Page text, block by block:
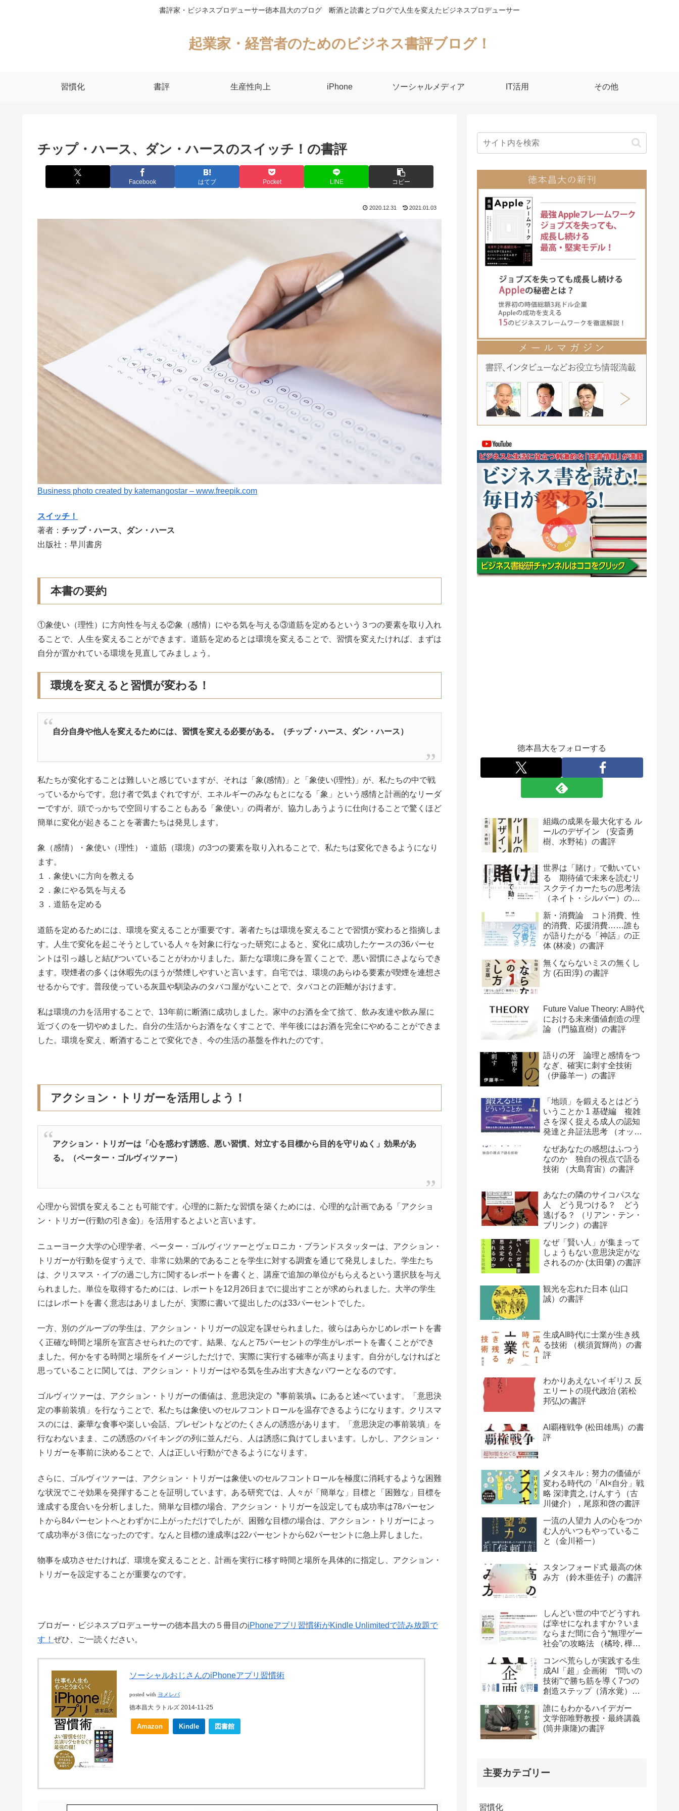
書評家・ビジネスプロデューサー徳本昌大のブログ 断酒と読書とブログで人生を変えたビジネスプロデューサー
起業家・経営者のためのビジネス書評ブログ！
習慣化 書評 生産性向上 iPhone ソーシャルメディア IT活用 その他
チップ・ハース、ダン・ハースのスイッチ！の書評
X Facebook はてブ Pocket LINE コピー
2020.12.31 2021.01.03
Business photo created by katemangostar – www.freepik.com
スイッチ！
著者： チップ・ハース、ダン・ハース
出版社：早川書房
本書の要約
①象使い（理性）に方向性を与える②象（感情）にやる気を与える③道筋を定めるという３つの要素を取り入れ
ることで、人生を変えることができます。道筋を定めるとは環境を変えることで、習慣を変えたければ、まずは
自分が置かれている環境を見直してみましょう。
環境を変えると習慣が変わる！
自分自身や他人を変えるためには、習慣を変える必要がある。（チップ・ハース、ダン・ハース）
私たちが変化することは難しいと感じていますが、それは「象(感情)」と「象使い(理性)」が、私たちの中で戦
っているからです。怠け者で気まぐれですが、エネルギーのみなもとになる「象」という感情と計画的なリーダ
ーですが、頭でっかちで空回りすることもある「象使い」の両者が、協力しあうように仕向けることで驚くほど
簡単に変化が起きることを著書たちは発見します。
象（感情）・象使い（理性）・道筋（環境）の3つの要素を取り入れることで、私たちは変化できるようになり
ます。
１．象使いに方向を教える
２．象にやる気を与える
３．道筋を定める
道筋を定めるためには、環境を変えることが重要です。著者たちは環境を変えることで習慣が変わると指摘しま
す。人生で変化を起こそうとしている人々を対象に行なった研究によると、変化に成功したケースの36パーセ
ントは引っ越しと結びついていることがわかりました。新たな環境に身を置くことで、悪い習慣にさよならでき
ます。喫煙者の多くは休暇先のほうが禁煙しやすいと言います。自宅では、環境のあらゆる要素が喫煙を連想さ
せるからです。普段使っている灰皿や馴染みのタバコ屋がないことで、タバコとの距離がおけます。
私は環境の力を活用することで、13年前に断酒に成功しました。家中のお酒を全て捨て、飲み友達や飲み屋に
近づくのを一切やめました。自分の生活からお酒をなくすことで、半年後にはお酒を完全にやめることができま
した。環境を変え、断酒することで変化でき、今の生活の基盤を作れたのです。
アクション・トリガーを活用しよう！
アクション・トリガーは「心を惑わす誘惑、悪い習慣、対立する目標から目的を守りぬく」効果があ
る。（ペーター・ゴルヴィツァー）
心理から習慣を変えることも可能です。心理的に新たな習慣を築くためには、心理的な計画である「アクショ
ン・トリガー(行動の引き金)」を活用するとよいと言います。
ニューヨーク大学の心理学者、ペーター・ゴルヴィツァーとヴェロニカ・ブランドスタッターは、アクション・
トリガーが行動を促すうえで、非常に効果的であることを学生に対する調査を通じて発見しました。学生たち
は、クリスマス・イブの過ごし方に関するレポートを書くと、講座で追加の単位がもらえるという選択肢を与え
られました。単位を取得するためには、レポートを12月26日までに提出すことが求められました。大半の学生
にはレポートを書く意志はありましたが、実際に書いて提出したのは33パーセントでした。
一方、別のグループの学生は、アクション・トリガーの設定を課せられました。彼らはあらかじめレポートを書
く正確な時間と場所を宣言させられたのです。結果、なんと75パーセントの学生がレポートを書くことができ
ました。何かをする時間と場所をイメージしただけで、実際に実行する確率が高まります。自分がしなければと
思っていることに関しては、アクション・トリガーはやる気を生み出す大きなパワーとなるのです。
ゴルヴィツァーは、アクション・トリガーの価値は、意思決定の〝事前装填〟にあると述べています。「意思決
定の事前装填」を行なうことで、私たちは象使いのセルフコントロールを温存できるようになります。クリスマ
スのには、豪華な食事や楽しい会話、プレゼントなどのたくさんの誘惑があります。「意思決定の事前装填」を
行なわないまま、この誘惑のバイキングの列に並んだら、人は誘惑に負けてしまいます。しかし、アクション・
トリガーを事前に決めることで、人は正しい行動ができるようになります。
さらに、ゴルヴィツァーは、アクション・トリガーは象使いのセルフコントロールを極度に消耗するような困難
な状況でこそ効果を発揮することを証明しています。ある研究では、人々が「簡単な」目標と「困難な」目標を
達成する度合いを分析しました。簡単な目標の場合、アクション・トリガーを設定しても成功率は78パーセン
トから84パーセントへとわずかに上がっただけでしたが、困難な目標の場合は、アクション・トリガーによっ
て成功率が３倍になったのです。なんと目標の達成率は22パーセントから62パーセントに急上昇しました。
物事を成功させたければ、環境を変えることと、計画を実行に移す時間と場所を具体的に指定し、アクション・
トリガーを設定することが重要なのです。
ブロガー・ビジネスプロデューサーの徳本昌大の５冊目のiPhoneアプリ習慣術がKindle Unlimitedで読み放題で
す！ ぜひ、ご一読ください。
ソーシャルおじさんのiPhoneアプリ習慣術
posted with ヨメレバ
徳本昌大 ラトルズ 2014-11-25
Amazon Kindle 図書館
徳本昌大をフォローする
組織の成果を最大化する ル
ールのデザイン （安斎勇
樹、水野祐）の書評
世界は「賭け」で動いてい
る 期待値で未来を読むリ
スクテイカーたちの思考法
（ネイト・シルバー）の書
新・消費論 コト消費、性
的消費、応援消費……誰も
が語りたがる「神話」の正
体 (林凌）の書評
無くならないミスの無くし
方 (石田淳) の書評
Future Value Theory: AI時代
における未来価値創造の理
論 （門脇直樹）の書評
語りの牙 論理と感情をつ
なぎ、確実に刺す全技術
（伊藤羊一）の書評
「地頭」を鍛えるとはどう
いうことか 1 基礎編 複雑
さを深く捉える成人の認知
発達と弁証法思考 （オット
なぜあなたの感想はふつう
なのか 独自の視点で語る
技術 （大島育宙）の書評
あなたの隣のサイコパスな
人 どう見つける？ どう
逃げる？ （リアン・テン・
ブリンク）の書評
なぜ「賢い人」が集まって
しょうもない意思決定がな
されるのか (太田肇) の書評
観光を忘れた日本 (山口
誠）の書評
生成AI時代に士業が生き残
る技術 （横須賀輝尚）の書
評
わかりあえないイギリス 反
エリートの現代政治 (若松
邦弘)の書評
AI覇権戦争 (松田雄馬）の書
評
メタスキル：努力の価値が
変わる時代の「AI×自分」戦
略 深津貴之, けんすう（古
川健介），尾原和啓の書評
一流の人望力 人の心をつか
む人がいつもやっているこ
と（金川裕一）
スタンフォード式 最高の休
み方 （鈴木亜佐子）の書評
しんどい世の中でどうすれ
ば幸せになれますか？いま
ならまだ間に合う“無理ゲー
社会”の攻略法 （橘玲, 樺山
コンペ荒らしが実践する生
成AI「超」企画術 “問いの
技術”で勝ち筋を導く7つの
創造ステップ（清水覚）の
誰にもわかるハイデガー
文学部唯野教授・最終講義
(筒井康隆)の書評
主要カテゴリー
習慣化